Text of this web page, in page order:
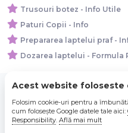
Trusouri botez - Info Utile
Paturi Copii - Info
Prepararea laptelui praf -
Dozarea laptelui - Formula
© 2026 Bebe
Toate preturile sunt
Acest website foloseste
Folosim cookie-uri pentru a
cum folosește Google datele tale aici:
Responsibility. Află mai mult